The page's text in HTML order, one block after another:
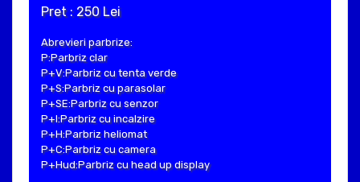
Pret : 250 Lei
Abrevieri parbrize:
P:Parbriz clar
P+V:Parbriz cu tenta verde
P+S:Parbriz cu parasolar
P+SE:Parbriz cu senzor
P+I:Parbriz cu incalzire
P+H:Parbriz heliomat
P+C:Parbriz cu camera
P+Hud:Parbriz cu head up display